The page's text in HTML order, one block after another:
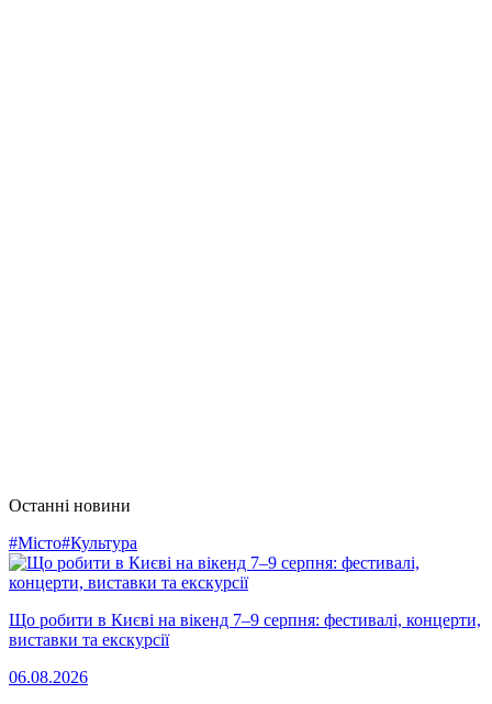
Останні новини
#Місто#Культура
Що робити в Києві на вікенд 7–9 серпня: фестивалі, концерти,
виставки та екскурсії
06.08.2026